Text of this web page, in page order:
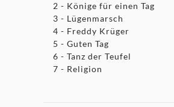
2 - Könige für einen Tag
3 - Lügenmarsch
4 - Freddy Krüger
5 - Guten Tag
6 - Tanz der Teufel
7 - Religion